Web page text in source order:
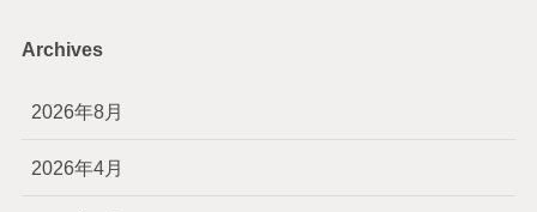
Archives
2026年8月
2026年4月